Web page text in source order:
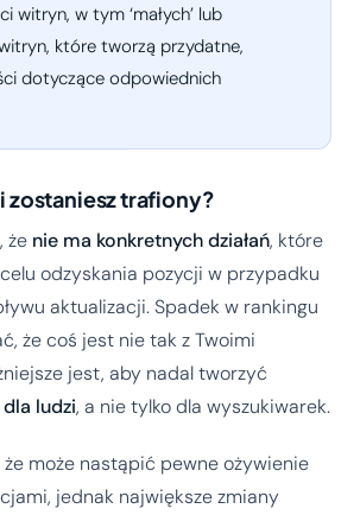
witryn, w tym ‘małych’ lub
witryn, które tworzą przydatne,
dotyczące odpowiednich
zostaniesz trafiony?
że nie ma konkretnych działań, które
odzyskania pozycji w przypadku
aktualizacji. Spadek w rankingu
że coś jest nie tak z Twoimi
jest, aby nadal tworzyć
ludzi, a nie tylko dla wyszukiwarek.
że może nastąpić pewne ożywienie
jednak największe zmiany